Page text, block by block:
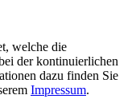
welche die
der kontinuierlichen
dazu finden Sie
Impressum.